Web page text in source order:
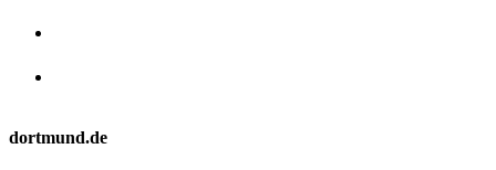
dortmund.de